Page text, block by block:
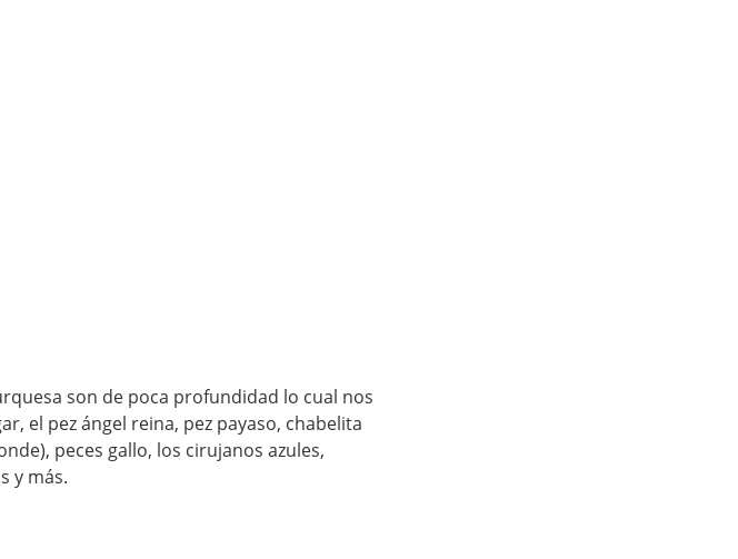
son de poca profundidad lo cual nos
el pez ángel reina, pez payaso, chabelita
peces gallo, los cirujanos azules,
y más.